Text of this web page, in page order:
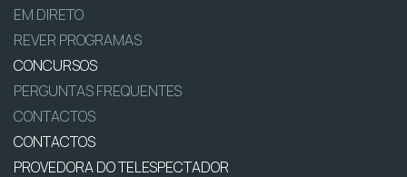
EM DIRETO
REVER PROGRAMAS
CONCURSOS
PERGUNTAS FREQUENTES
CONTACTOS
CONTACTOS
PROVEDORA DO TELESPECTADOR